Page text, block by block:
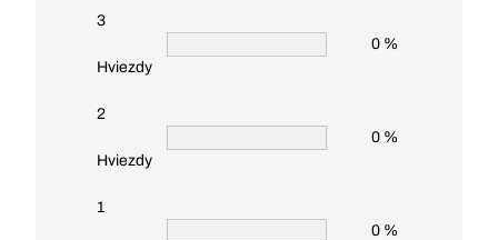
3
Hviezdy
0 %
2
Hviezdy
0 %
1
0 %